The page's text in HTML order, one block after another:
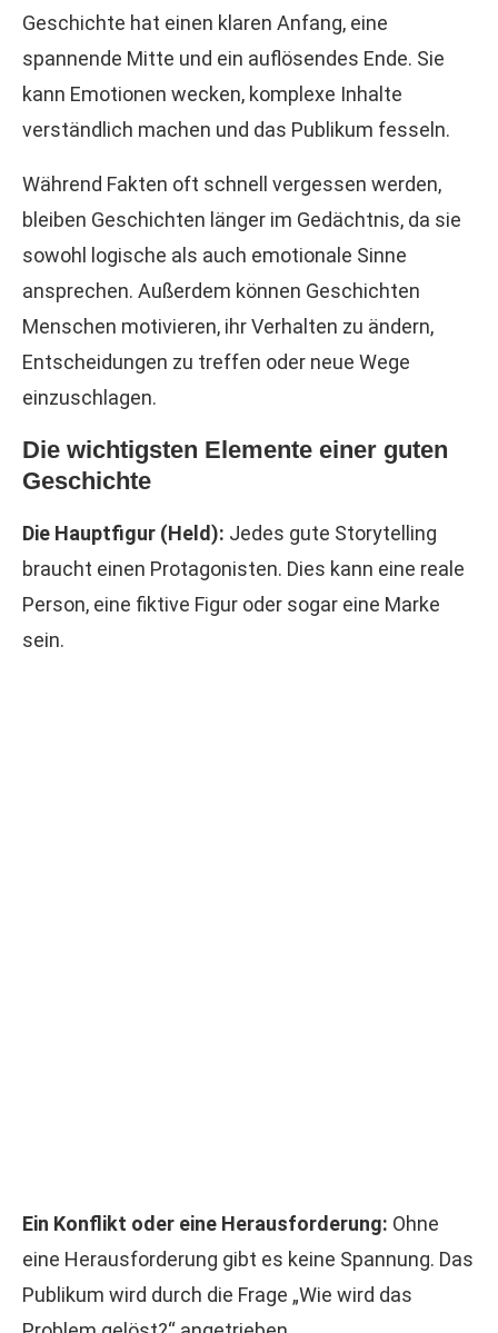
Geschichte hat einen klaren Anfang, eine
spannende Mitte und ein auflösendes Ende. Sie
kann Emotionen wecken, komplexe Inhalte
verständlich machen und das Publikum fesseln.
Während Fakten oft schnell vergessen werden,
bleiben Geschichten länger im Gedächtnis, da sie
sowohl logische als auch emotionale Sinne
ansprechen. Außerdem können Geschichten
Menschen motivieren, ihr Verhalten zu ändern,
Entscheidungen zu treffen oder neue Wege
einzuschlagen.
Die wichtigsten Elemente einer guten
Geschichte
Die Hauptfigur (Held): Jedes gute Storytelling
braucht einen Protagonisten. Dies kann eine reale
Person, eine fiktive Figur oder sogar eine Marke
sein.
Ein Konflikt oder eine Herausforderung: Ohne
eine Herausforderung gibt es keine Spannung. Das
Publikum wird durch die Frage „Wie wird das